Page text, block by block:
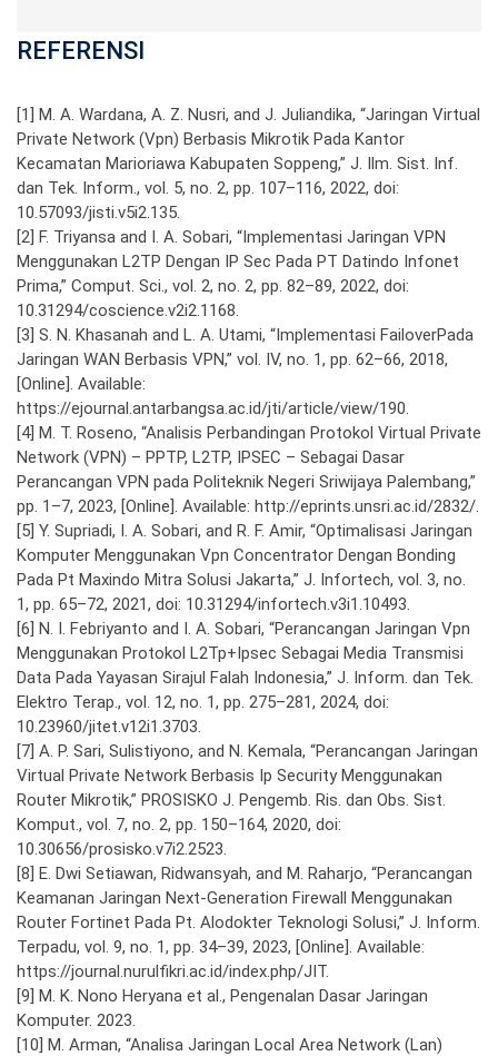
REFERENSI
[1] M. A. Wardana, A. Z. Nusri, and J. Juliandika, “Jaringan Virtual
Private Network (Vpn) Berbasis Mikrotik Pada Kantor
Kecamatan Marioriawa Kabupaten Soppeng,” J. Ilm. Sist. Inf.
dan Tek. Inform., vol. 5, no. 2, pp. 107–116, 2022, doi:
10.57093/jisti.v5i2.135.
[2] F. Triyansa and I. A. Sobari, “Implementasi Jaringan VPN
Menggunakan L2TP Dengan IP Sec Pada PT Datindo Infonet
Prima,” Comput. Sci., vol. 2, no. 2, pp. 82–89, 2022, doi:
10.31294/coscience.v2i2.1168.
[3] S. N. Khasanah and L. A. Utami, “Implementasi FailoverPada
Jaringan WAN Berbasis VPN,” vol. IV, no. 1, pp. 62–66, 2018,
[Online]. Available:
https://ejournal.antarbangsa.ac.id/jti/article/view/190.
[4] M. T. Roseno, “Analisis Perbandingan Protokol Virtual Private
Network (VPN) – PPTP, L2TP, IPSEC – Sebagai Dasar
Perancangan VPN pada Politeknik Negeri Sriwijaya Palembang,”
pp. 1–7, 2023, [Online]. Available: http://eprints.unsri.ac.id/2832/.
[5] Y. Supriadi, I. A. Sobari, and R. F. Amir, “Optimalisasi Jaringan
Komputer Menggunakan Vpn Concentrator Dengan Bonding
Pada Pt Maxindo Mitra Solusi Jakarta,” J. Infortech, vol. 3, no.
1, pp. 65–72, 2021, doi: 10.31294/infortech.v3i1.10493.
[6] N. I. Febriyanto and I. A. Sobari, “Perancangan Jaringan Vpn
Menggunakan Protokol L2Tp+Ipsec Sebagai Media Transmisi
Data Pada Yayasan Sirajul Falah Indonesia,” J. Inform. dan Tek.
Elektro Terap., vol. 12, no. 1, pp. 275–281, 2024, doi:
10.23960/jitet.v12i1.3703.
[7] A. P. Sari, Sulistiyono, and N. Kemala, “Perancangan Jaringan
Virtual Private Network Berbasis Ip Security Menggunakan
Router Mikrotik,” PROSISKO J. Pengemb. Ris. dan Obs. Sist.
Komput., vol. 7, no. 2, pp. 150–164, 2020, doi:
10.30656/prosisko.v7i2.2523.
[8] E. Dwi Setiawan, Ridwansyah, and M. Raharjo, “Perancangan
Keamanan Jaringan Next-Generation Firewall Menggunakan
Router Fortinet Pada Pt. Alodokter Teknologi Solusi,” J. Inform.
Terpadu, vol. 9, no. 1, pp. 34–39, 2023, [Online]. Available:
https://journal.nurulfikri.ac.id/index.php/JIT.
[9] M. K. Nono Heryana et al., Pengenalan Dasar Jaringan
Komputer. 2023.
[10] M. Arman, “Analisa Jaringan Local Area Network (Lan)